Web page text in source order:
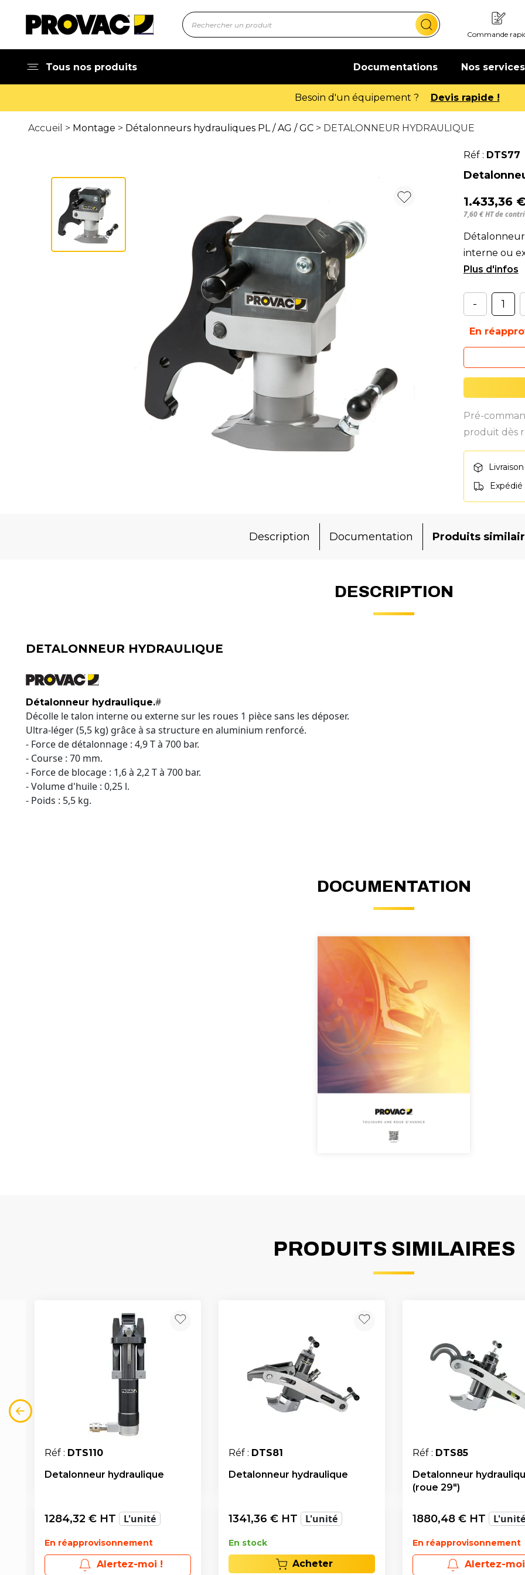
Commande
Tous nos produits Documentations Nos services
Offre de bienvenue : 20€ offerts ! En
Accueil > Montage > Détalonneurs hydrauliques PL / AG / GC > DETALONNEUR HYDRAULIQUE
Réf : DTS77
1.433,36
7,60 € HT de
interne ou
déposer.
-
En
Pré-
produit dès
Description Documentation Produits
DESCRIPTION
DETALONNEUR HYDRAULIQUE
Détalonneur hydraulique.#
Décolle le talon interne ou externe sur les roues 1 pièce sans les déposer.
Ultra-léger (5,5 kg) grâce à sa structure en aluminium renforcé.
- Force de détalonnage : 4,9 T à 700 bar.
- Course : 70 mm.
- Force de blocage : 1,6 à 2,2 T à 700 bar.
- Volume d'huile : 0,25 l.
- Poids : 5,5 kg.
DOCUMENTATION
PRODUITS SIMILAIRES
Réf : DTS110
Detalonneur hydraulique
1284,32 € HT L'unité
En réapprovisonnement
Alertez-moi !
Réf : DTS81
Detalonneur hydraulique
1341,36 € HT L'unité
En stock
Acheter
Réf : DTS85
Detalonneur
(roue 29")
1880,48 € HT L'unité
En réapprovisonnement
Alertez-